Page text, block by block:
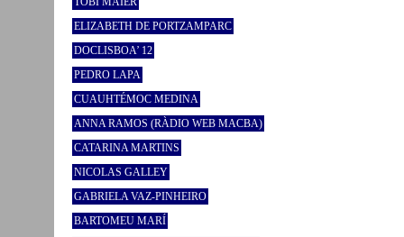
ELIZABETH DE PORTZAMPARC
DOCLISBOA’ 12
PEDRO LAPA
CUAUHTÉMOC MEDINA
ANNA RAMOS (RÀDIO WEB MACBA)
CATARINA MARTINS
NICOLAS GALLEY
GABRIELA VAZ-PINHEIRO
BARTOMEU MARÍ